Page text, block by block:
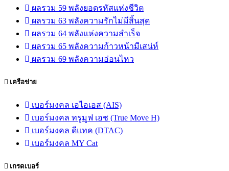
ผลรวม 59 พลังยอดรหัสแห่งชีวิต
ผลรวม 63 พลังความรักไม่มีสิ้นสุด
ผลรวม 64 พลังแห่งความสำเร็จ
ผลรวม 65 พลังความก้าวหน้ามีเสน่ห์
ผลรวม 69 พลังความอ่อนไหว
เครือข่าย
เบอร์มงคล เอไอเอส (AIS)
เบอร์มงคล ทรูมูฟ เอช (True Move H)
เบอร์มงคล ดีแทค (DTAC)
เบอร์มงคล MY Cat
เกรดเบอร์